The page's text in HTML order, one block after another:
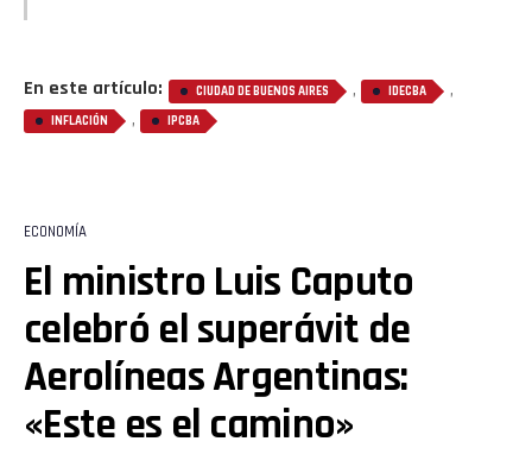
En este artículo: CIUDAD DE BUENOS AIRES , IDECBA ,
INFLACIÓN , IPCBA
ECONOMÍA
El ministro Luis Caputo
celebró el superávit de
Aerolíneas Argentinas:
«Este es el camino»